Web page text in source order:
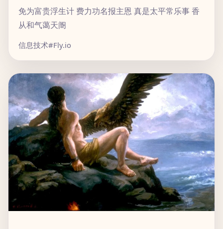
免为富贵浮生计 费力功名报主恩 真是太平常乐事 香
从和气蔼天阍
信息技术#Fly.io